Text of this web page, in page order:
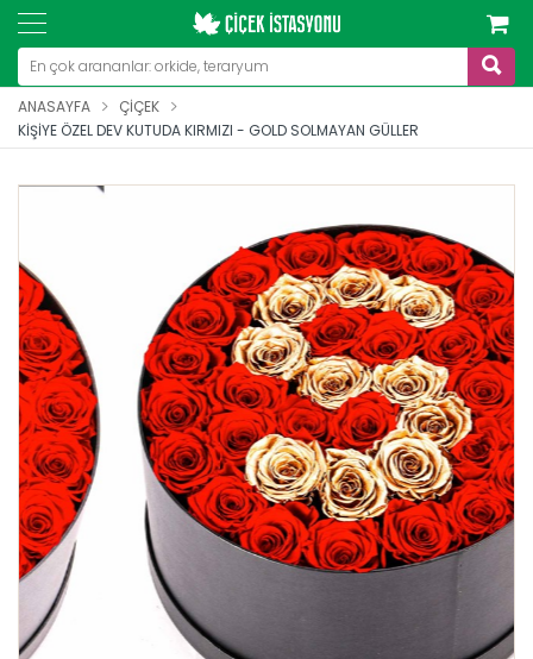
ANASAYFA
ÇIÇEK
KIŞIYE ÖZEL DEV KUTUDA KIRMIZI - GOLD SOLMAYAN GÜLLER